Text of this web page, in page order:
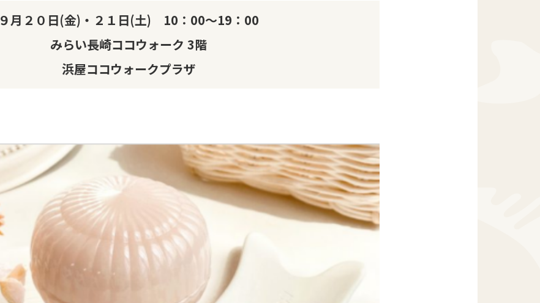
９月２０日(金)・２１日(土) 10：00～19：00
みらい長崎ココウォーク 3階
浜屋ココウォークプラザ